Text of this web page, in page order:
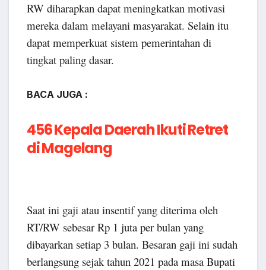
RW diharapkan dapat meningkatkan motivasi
mereka dalam melayani masyarakat. Selain itu
dapat memperkuat sistem pemerintahan di
tingkat paling dasar.
BACA JUGA :
456 Kepala Daerah Ikuti Retret
di Magelang
Saat ini gaji atau insentif yang diterima oleh
RT/RW sebesar Rp 1 juta per bulan yang
dibayarkan setiap 3 bulan. Besaran gaji ini sudah
berlangsung sejak tahun 2021 pada masa Bupati